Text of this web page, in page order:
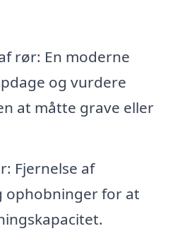
rør: En moderne
og vurdere
at måtte grave eller
Fjernelse af
ophobninger for at